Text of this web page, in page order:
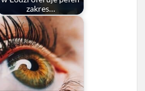
zakres…